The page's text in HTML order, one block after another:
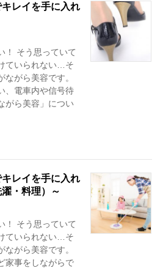
レイを手に入れ
！ そう思っていて
ていられない…そ
ながら美容です。
、電車内や信号待
がら美容」につい
レイを手に入れ
・料理）～
！ そう思っていて
ていられない…そ
ながら美容です。
家事をしながらで